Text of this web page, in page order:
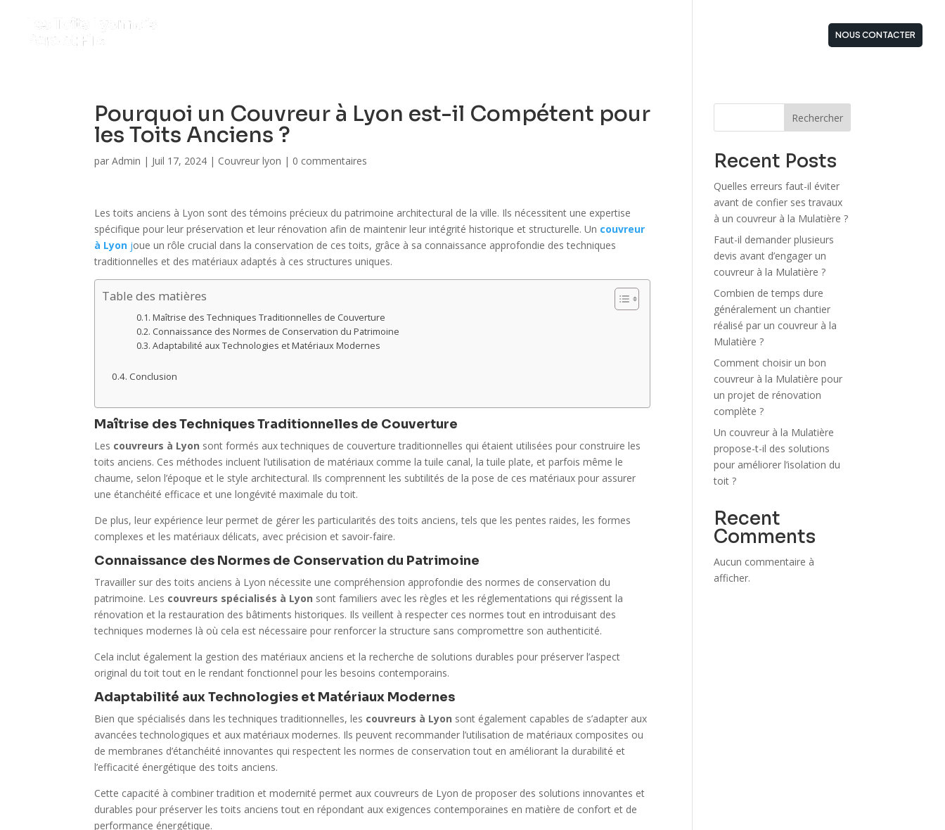
NOUS CONTACTER
Pourquoi un Couvreur à Lyon est-il Compétent pour
les Toits Anciens ?
parAdmin | Juil 17, 2024 | Couvreur lyon | 0 commentaires
Les toits anciens à Lyon sont des témoins précieux du patrimoine architectural de la ville. Ils nécessitent une expertise
spécifique pour leur préservation et leur rénovation afin de maintenir leur intégrité historique et structurelle. Un couvreur
à Lyon joue un rôle crucial dans la conservation de ces toits, grâce à sa connaissance approfondie des techniques
traditionnelles et des matériaux adaptés à ces structures uniques.
Table des matières
Maîtrise des Techniques Traditionnelles de Couverture
Connaissance des Normes de Conservation du Patrimoine
Adaptabilité aux Technologies et Matériaux Modernes
Conclusion
Maîtrise des Techniques Traditionnelles de Couverture
Les couvreurs à Lyon sont formés aux techniques de couverture traditionnelles qui étaient utilisées pour construire les
toits anciens. Ces méthodes incluent l’utilisation de matériaux comme la tuile canal, la tuile plate, et parfois même le
chaume, selon l’époque et le style architectural. Ils comprennent les subtilités de la pose de ces matériaux pour assurer
une étanchéité efficace et une longévité maximale du toit.
De plus, leur expérience leur permet de gérer les particularités des toits anciens, tels que les pentes raides, les formes
complexes et les matériaux délicats, avec précision et savoir-faire.
Connaissance des Normes de Conservation du Patrimoine
Travailler sur des toits anciens à Lyon nécessite une compréhension approfondie des normes de conservation du
patrimoine. Les couvreurs spécialisés à Lyon sont familiers avec les règles et les réglementations qui régissent la
rénovation et la restauration des bâtiments historiques. Ils veillent à respecter ces normes tout en introduisant des
techniques modernes là où cela est nécessaire pour renforcer la structure sans compromettre son authenticité.
Cela inclut également la gestion des matériaux anciens et la recherche de solutions durables pour préserver l’aspect
original du toit tout en le rendant fonctionnel pour les besoins contemporains.
Adaptabilité aux Technologies et Matériaux Modernes
Bien que spécialisés dans les techniques traditionnelles, les couvreurs à Lyon sont également capables de s’adapter aux
avancées technologiques et aux matériaux modernes. Ils peuvent recommander l’utilisation de matériaux composites ou
de membranes d’étanchéité innovantes qui respectent les normes de conservation tout en améliorant la durabilité et
l’efficacité énergétique des toits anciens.
Cette capacité à combiner tradition et modernité permet aux couvreurs de Lyon de proposer des solutions innovantes et
durables pour préserver les toits anciens tout en répondant aux exigences contemporaines en matière de confort et de
performance énergétique.
Rechercher
Recent Posts
Quelles erreurs faut-il éviter
avant de confier ses travaux
à un couvreur à la Mulatière ?
Faut-il demander plusieurs
devis avant d’engager un
couvreur à la Mulatière ?
Combien de temps dure
généralement un chantier
réalisé par un couvreur à la
Mulatière ?
Comment choisir un bon
couvreur à la Mulatière pour
un projet de rénovation
complète ?
Un couvreur à la Mulatière
propose-t-il des solutions
pour améliorer l’isolation du
toit ?
Recent
Comments
Aucun commentaire à
afficher.